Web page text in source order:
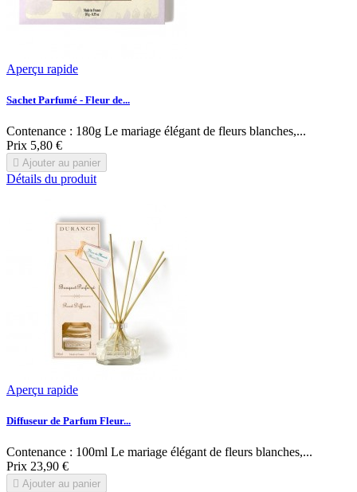
Aperçu rapide
Sachet Parfumé - Fleur de...
Contenance : 180g Le mariage élégant de fleurs blanches,...
Prix 5,80 €
 Ajouter au panier
Détails du produit
Aperçu rapide
Diffuseur de Parfum Fleur...
Contenance : 100ml Le mariage élégant de fleurs blanches,...
Prix 23,90 €
 Ajouter au panier